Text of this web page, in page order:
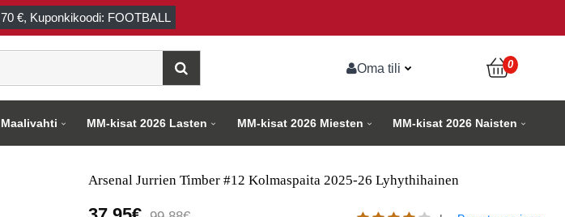
70 €, Kuponkikoodi: FOOTBALL
Oma tili 0
Maalivahti MM-kisat 2026 Lasten MM-kisat 2026 Miesten MM-kisat 2026 Naisten
Arsenal Jurrien Timber #12 Kolmaspaita 2025-26 Lyhythihainen